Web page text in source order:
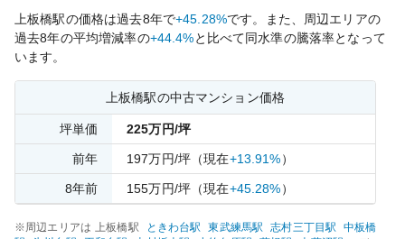
上板橋駅の価格は過去8年で+45.28%です。
また、周辺エリアの
過去8年の平均増減率の+44.4%と比べて同水準の騰落率となって
います。
上板橋駅の中古マンション価格
坪単価 225万円/坪
前年 197万円/坪 （現在+13.91%）
8年前 155万円/坪 （現在+45.28%）
※周辺エリアは 上板橋駅 ときわ台駅 東武練馬駅 志村三丁目駅
中板橋